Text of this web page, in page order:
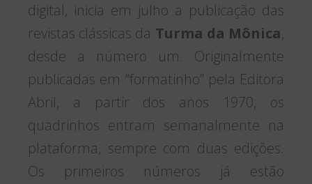
digital, inicia em julho a publicação das
revistas clássicas da Turma da Mônica,
desde a número um. Originalmente
publicadas em “formatinho” pela Editora
Abril, a partir dos anos 1970, os
quadrinhos entram semanalmente na
plataforma, sempre com duas edições.
Os primeiros números já estão